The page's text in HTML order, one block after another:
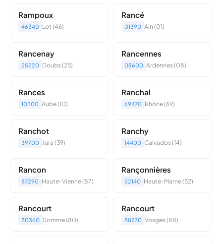
Rampoux
46340 Lot (46)
Rancé
01390 Ain (01)
Rancenay
25320 Doubs (25)
Rancennes
08600 Ardennes (08)
Rances
10500 Aube (10)
Ranchal
69470 Rhône (69)
Ranchot
39700 Jura (39)
Ranchy
14400 Calvados (14)
Rancon
87290 Haute-Vienne (87)
Rançonnières
52140 Haute-Marne (52)
Rancourt
80360 Somme (80)
Rancourt
88270 Vosges (88)